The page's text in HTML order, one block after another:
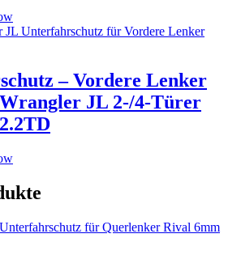
– Vordere Lenker
JL 2-/4-Türer